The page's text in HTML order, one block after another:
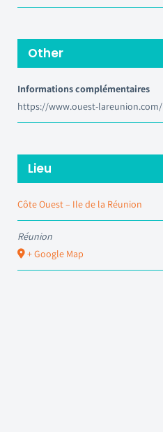
Other
Informations complémentaires
https://www.ouest-lareunion.com/
Lieu
Côte Ouest – Ile de la Réunion
Réunion
+ Google Map